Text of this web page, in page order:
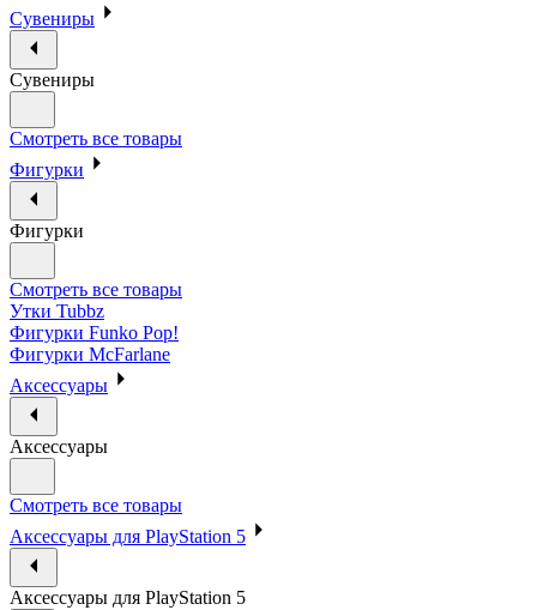
Сувениры
Сувениры
Смотреть все товары
Фигурки
Фигурки
Смотреть все товары
Утки Tubbz
Фигурки Funko Pop!
Фигурки McFarlane
Аксессуары
Аксессуары
Смотреть все товары
Аксессуары для PlayStation 5
Аксессуары для PlayStation 5